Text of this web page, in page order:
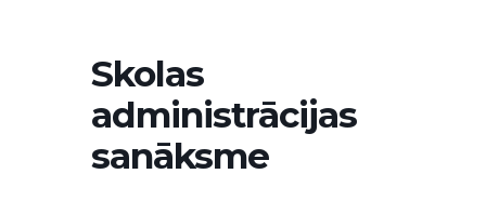
Skolas
administrācijas
sanāksme